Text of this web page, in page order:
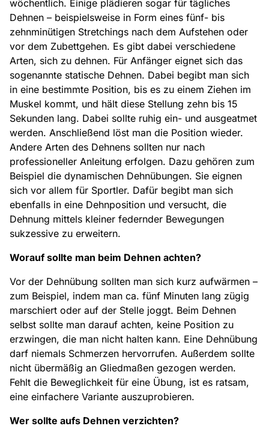
wöchentlich. Einige plädieren sogar für tägliches
Dehnen – beispielsweise in Form eines fünf- bis
zehnminütigen Stretchings nach dem Aufstehen oder
vor dem Zubettgehen. Es gibt dabei verschiedene
Arten, sich zu dehnen. Für Anfänger eignet sich das
sogenannte statische Dehnen. Dabei begibt man sich
in eine bestimmte Position, bis es zu einem Ziehen im
Muskel kommt, und hält diese Stellung zehn bis 15
Sekunden lang. Dabei sollte ruhig ein- und ausgeatmet
werden. Anschließend löst man die Position wieder.
Andere Arten des Dehnens sollten nur nach
professioneller Anleitung erfolgen. Dazu gehören zum
Beispiel die dynamischen Dehnübungen. Sie eignen
sich vor allem für Sportler. Dafür begibt man sich
ebenfalls in eine Dehnposition und versucht, die
Dehnung mittels kleiner federnder Bewegungen
sukzessive zu erweitern.
Worauf sollte man beim Dehnen achten?
Vor der Dehnübung sollten man sich kurz aufwärmen –
zum Beispiel, indem man ca. fünf Minuten lang zügig
marschiert oder auf der Stelle joggt. Beim Dehnen
selbst sollte man darauf achten, keine Position zu
erzwingen, die man nicht halten kann. Eine Dehnübung
darf niemals Schmerzen hervorrufen. Außerdem sollte
nicht übermäßig an Gliedmaßen gezogen werden.
Fehlt die Beweglichkeit für eine Übung, ist es ratsam,
eine einfachere Variante auszuprobieren.
Wer sollte aufs Dehnen verzichten?